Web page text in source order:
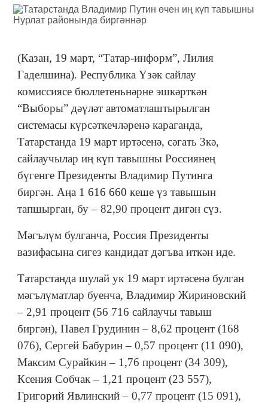
(Казан, 19 март, “Татар-информ”, Лилия
Гаделшина). Республика Үзәк сайлау
комиссиясе бюллетеньнәрне эшкәрткән
“Выборы” дәүләт автоматлаштырылган
системасы күрсәткечләренә караганда,
Татарстанда 19 март иртәсенә, сәгать 3кә,
сайлаучылар иң күп тавышны Россиянең
бүгенге Президенты Владимир Путинга
биргән. Аңа 1 616 660 кеше үз тавышын
тапшырган, бу – 82,90 процент дигән сүз.
Мәгълүм булганча, Россия Президенты
вазифасына сигез кандидат дәгъва иткән иде.
Татарстанда шулай ук 19 март иртәсенә булган
мәгълүматлар буенча, Владимир Жириновский
– 2,91 процент (56 716 сайлаучы тавыш
биргән), Павел Грудинин – 8,62 процент (168
076), Сергей Бабурин – 0,57 процент (11 090),
Максим Сурайкин – 1,76 процент (34 309),
Ксения Собчак – 1,21 процент (23 557),
Григорий Явлинский – 0,77 процент (15 091),